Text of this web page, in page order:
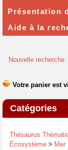
Nouvelle recherche
Catégories
Thésaurus
Écosystème > Mer
Présentation
Aide à la